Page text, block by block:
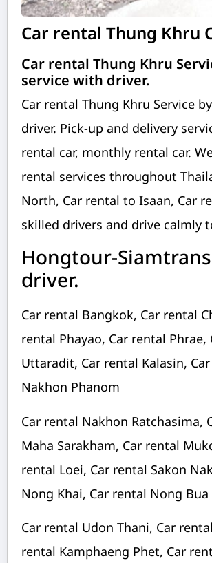
Car rental Thung Khru
Car rental Thung Khru
service with driver.
Car rental Thung Khru Service
driver. Pick-up and delivery
rental car, monthly rental car.
rental services throughout
North, Car rental to Isaan, Car
skilled drivers and drive calmly
Hongtour-
driver.
Car rental Bangkok, Car rental
rental Phayao, Car rental
Uttaradit, Car rental Kalasin,
Nakhon Phanom
Car rental Nakhon Ratchasima,
Maha Sarakham, Car rental
rental Loei, Car rental Sakon
Nong Khai, Car rental Nong
Car rental Udon Thani, Car
rental Kamphaeng Phet, Car